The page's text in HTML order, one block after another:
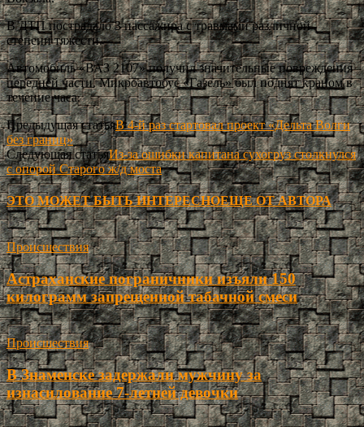
В ДТП пострадало 3 пассажира с травмами различной
степени тяжести.
Автомобиль «ВАЗ 2107» получил значительные повреждения
передней части. Микроавтобус «Газель» был поднят краном в
течение часа.
Предыдущая статьяВ 4-й раз стартовал проект «Дельта Волги
без границ»
Следующая статьяИз-за ошибки капитана сухогруз столкнулся
с опорой Старого ж/д моста
ЭТО МОЖЕТ БЫТЬ ИНТЕРЕСНОЕЩЕ ОТ АВТОРА
Происшествия
Астраханские пограничники изъяли 150
килограмм запрещенной табачной смеси
Происшествия
В Знаменске задержали мужчину за
изнасилование 7-летней девочки